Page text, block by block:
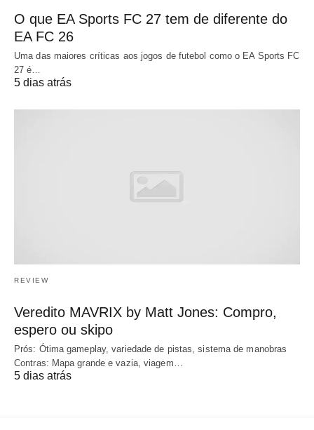
O que EA Sports FC 27 tem de diferente do
EA FC 26
Uma das maiores críticas aos jogos de futebol como o EA Sports FC
27 é…
5 dias atrás
REVIEW
Veredito MAVRIX by Matt Jones: Compro,
espero ou skipo
Prós: Ótima gameplay, variedade de pistas, sistema de manobras
Contras: Mapa grande e vazia, viagem…
5 dias atrás